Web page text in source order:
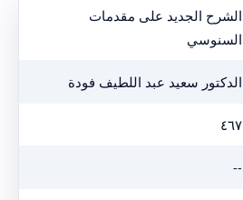
الشرح الجديد على مقدمات
السنوسي
الدكتور سعيد عبد اللطيف فودة
٤٦٧
--